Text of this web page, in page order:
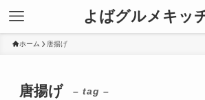
よばグルメキッ
ホーム 唐揚げ
唐揚げ – tag –